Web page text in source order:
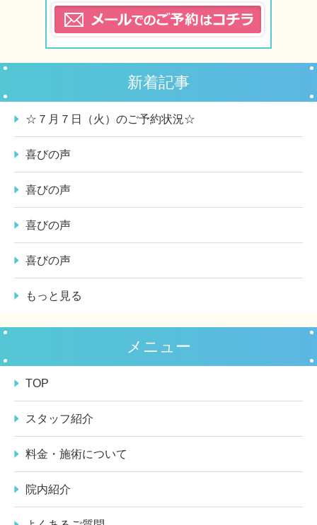
新着記事
☆７月７日（火）のご予約状況☆
喜びの声
喜びの声
喜びの声
喜びの声
もっと見る
メニュー
TOP
スタッフ紹介
料金・施術について
院内紹介